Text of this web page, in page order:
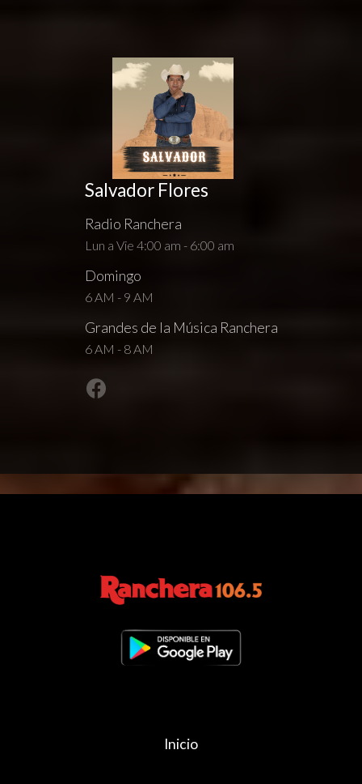
Salvador Flores
Radio Ranchera
Lun a Vie 4:00 am - 6:00 am
Domingo
6 AM - 9 AM
Grandes de la Música Ranchera
6 AM - 8 AM
Inicio